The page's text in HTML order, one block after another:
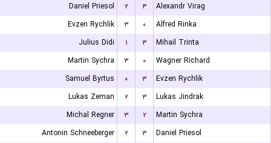
Daniel Priesol
۲ ۳
Alexandr Virag
Evzen Rychlik
۳ ۰
Alfred Rinka
Julius Didi
۱ ۳
Mihail Trinta
Martin Sychra
۳ ۰
Wagner Richard
Samuel Byrtus
۰ ۳
Evzen Rychlik
Lukas Zeman
۲ ۳
Lukas Jindrak
Michal Regner
۳ ۲
Martin Sychra
Antonin Schneeberger
۲ ۳
Daniel Priesol